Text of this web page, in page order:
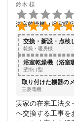
鈴木 様

浴室乾燥機（浴室暖
交換・新設・点検
乾燥・暖房機
浴室乾燥機（浴室
壁掛け型
取り付けた機器の
三菱電機
実家の在来工法タ
へ交換する工事を